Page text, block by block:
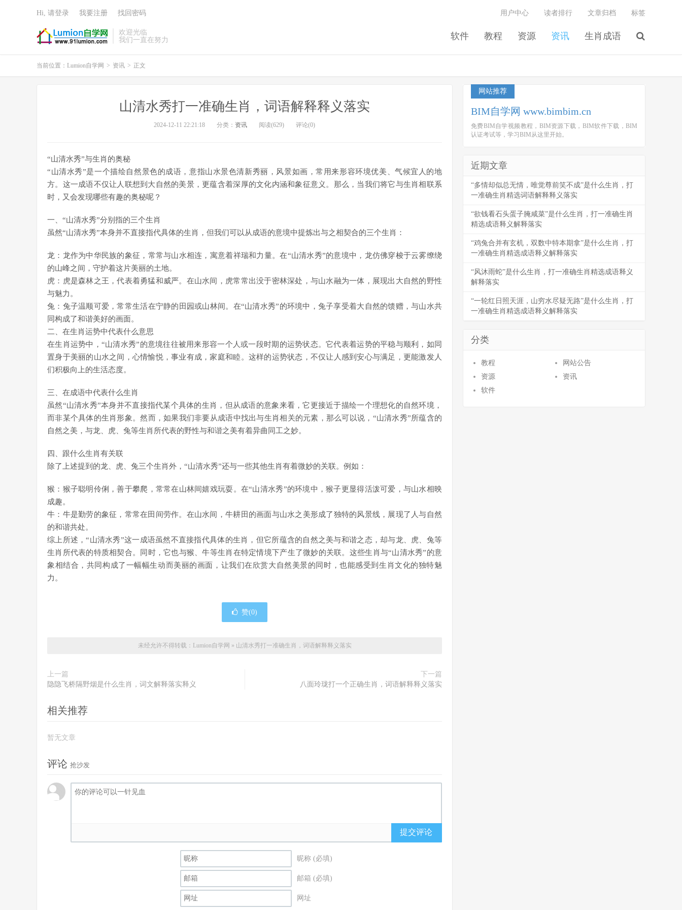
欢迎光临
我们一直在努力
软件 教程 资源 资讯 生肖成语
用户中心 读者排行 文章归档 标签
Hi, 请登录 我要注册 找回密码
当前位置： Lumion自学网 > 资讯 > 正文
山清水秀打一准确生肖，词语解释释义落实
2024-12-11 22:21:18 分类： 资讯 阅读(629) 评论(0)
“山清水秀”与生肖的奥秘
“山清水秀”是一个描绘自然景色的成语，意指山水景色清新秀丽，风景如画，常用来形容环境优美、气候宜人的地
方。这一成语不仅让人联想到大自然的美景，更蕴含着深厚的文化内涵和象征意义。那么，当我们将它与生肖相联系
时，又会发现哪些有趣的奥秘呢？
一、“山清水秀”分别指的三个生肖
虽然“山清水秀”本身并不直接指代具体的生肖，但我们可以从成语的意境中提炼出与之相契合的三个生肖：
龙：龙作为中华民族的象征，常常与山水相连，寓意着祥瑞和力量。在“山清水秀”的意境中，龙仿佛穿梭于云雾缭绕
的山峰之间，守护着这片美丽的土地。
虎：虎是森林之王，代表着勇猛和威严。在山水间，虎常常出没于密林深处，与山水融为一体，展现出大自然的野性
与魅力。
兔：兔子温顺可爱，常常生活在宁静的田园或山林间。在“山清水秀”的环境中，兔子享受着大自然的馈赠，与山水共
同构成了和谐美好的画面。
二、在生肖运势中代表什么意思
在生肖运势中，“山清水秀”的意境往往被用来形容一个人或一段时期的运势状态。它代表着运势的平稳与顺利，如同
置身于美丽的山水之间，心情愉悦，事业有成，家庭和睦。这样的运势状态，不仅让人感到安心与满足，更能激发人
们积极向上的生活态度。
三、在成语中代表什么生肖
虽然“山清水秀”本身并不直接指代某个具体的生肖，但从成语的意象来看，它更接近于描绘一个理想化的自然环境，
而非某个具体的生肖形象。然而，如果我们非要从成语中找出与生肖相关的元素，那么可以说，“山清水秀”所蕴含的
自然之美，与龙、虎、兔等生肖所代表的野性与和谐之美有着异曲同工之妙。
四、跟什么生肖有关联
除了上述提到的龙、虎、兔三个生肖外，“山清水秀”还与一些其他生肖有着微妙的关联。例如：
猴：猴子聪明伶俐，善于攀爬，常常在山林间嬉戏玩耍。在“山清水秀”的环境中，猴子更显得活泼可爱，与山水相映
成趣。
牛：牛是勤劳的象征，常常在田间劳作。在山水间，牛耕田的画面与山水之美形成了独特的风景线，展现了人与自然
的和谐共处。
综上所述，“山清水秀”这一成语虽然不直接指代具体的生肖，但它所蕴含的自然之美与和谐之态，却与龙、虎、兔等
生肖所代表的特质相契合。同时，它也与猴、牛等生肖在特定情境下产生了微妙的关联。这些生肖与“山清水秀”的意
象相结合，共同构成了一幅幅生动而美丽的画面，让我们在欣赏大自然美景的同时，也能感受到生肖文化的独特魅
力。
赞(0)
未经允许不得转载： Lumion自学网 » 山清水秀打一准确生肖，词语解释释义落实
上一篇
隐隐飞桥隔野烟是什么生肖，词文解释落实释义
下一篇
八面玲珑打一个正确生肖，词语解释释义落实
相关推荐
暂无文章
评论 抢沙发
提交评论
昵称 (必填)
邮箱 (必填)
网址
网站推荐
BIM自学网 www.bimbim.cn
免费BIM自学视频教程，BIM资源下载，BIM软件下载，BIM
认证考试等，学习BIM从这里开始。
近期文章
“多情却似总无情，唯觉尊前笑不成”是什么生肖，打
一准确生肖精选词语解释释义落实
“欲钱看石头蛋子腌咸菜”是什么生肖，打一准确生肖
精选成语释义解释落实
“鸡兔合并有玄机，双数中特本期拿”是什么生肖，打
一准确生肖精选成语释义解释落实
“风沐雨蛇”是什么生肖，打一准确生肖精选成语释义
解释落实
“一轮红日照天涯，山穷水尽疑无路”是什么生肖，打
一准确生肖精选成语释义解释落实
分类
教程
网站公告
资源
资讯
软件